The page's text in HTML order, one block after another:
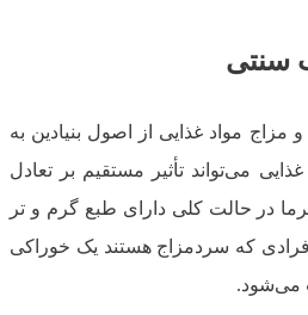
سنتی
مواد غذایی از اصول بنیادین به
می‌تواند تأثیر مستقیم بر تعادل
در حالت کلی دارای طبع گرم و تر
که سردمزاج هستند یک خوراکی
می‌شود.